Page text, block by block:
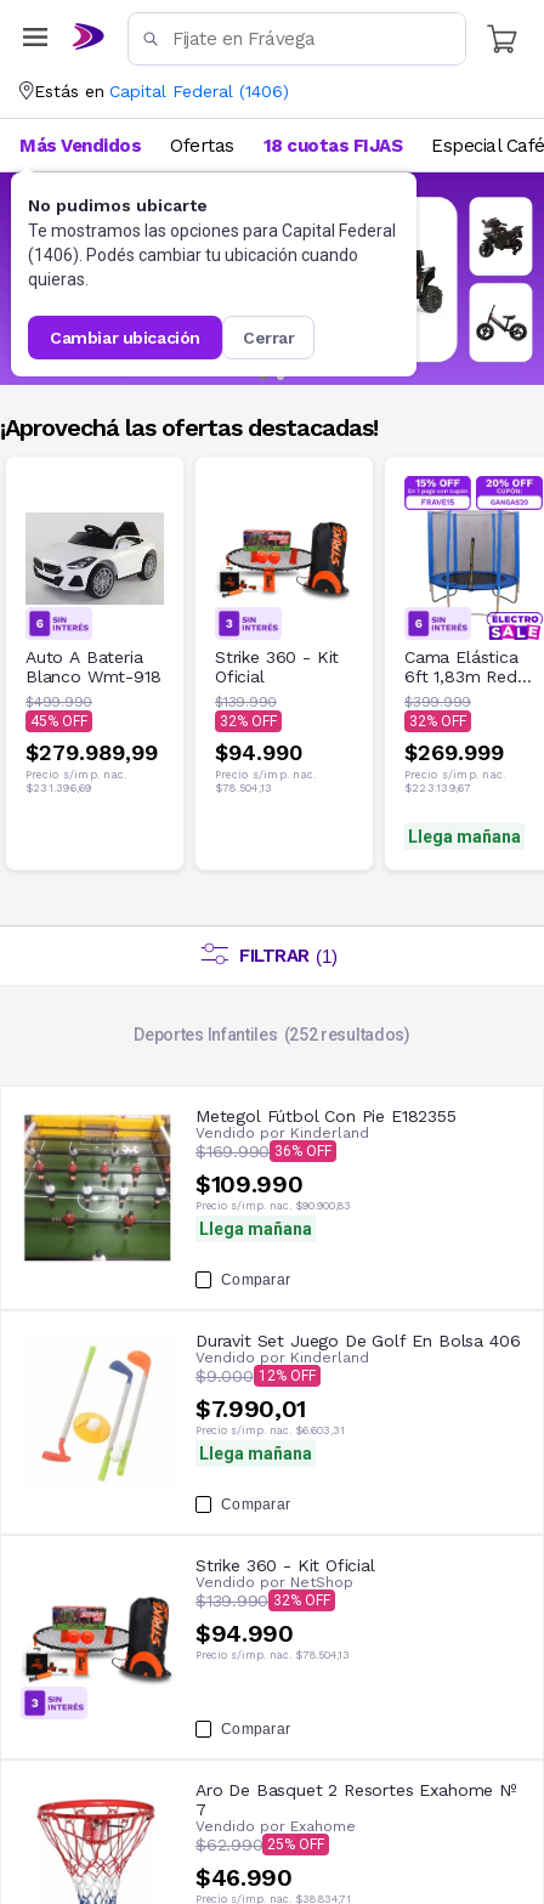
Estás en Capital Federal (1406)
No pudimos ubicarte
Te mostramos las opciones para Capital Federal
(1406). Podés cambiar tu ubicación cuando
quieras.
cambiar ubicación cerrar
Más Vendidos Ofertas 18 cuotas FIJAS Especial Café
¡Aprovechá las ofertas destacadas!
Auto A Bateria
Blanco Wmt-918
$499.990
45
$279.989,99
Precio s/imp. nac.
$231.396,69
Strike 360 - Kit
Oficial
$139.990
32
$94.990
Precio s/imp. nac.
$78.504,13
Cama Elástica
6ft 1,83m Red
de Seguridad
100kg Azul
$399.999
32
$269.999
Precio s/imp. nac.
$223.139,67
Llega mañana
FILTRAR (1)
Deportes Infantiles 252resultados
Metegol Fútbol Con Pie E182355
Vendido por Kinderland
$169.990 36
$109.990
Precio s/imp. nac. $90.900,83
Llega mañana
Comparar
Duravit Set Juego De Golf En Bolsa 406
Vendido por Kinderland
$9.000 12
$7.990,01
Precio s/imp. nac. $6.603,31
Llega mañana
Comparar
Strike 360 - Kit Oficial
Vendido por NetShop
$139.990 32
$94.990
Precio s/imp. nac. $78.504,13
Comparar
Aro De Basquet 2 Resortes Exahome Nº
7
Vendido por Exahome
$62.990 25
$46.990
Precio s/imp. nac. $38.834,71